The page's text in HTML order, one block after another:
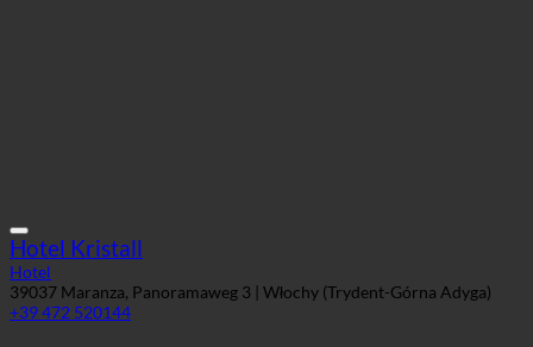
Hotel Kristall
Hotel
39037 Maranza, Panoramaweg 3 | Włochy (Trydent-Górna Adyga)
+39 472 520144